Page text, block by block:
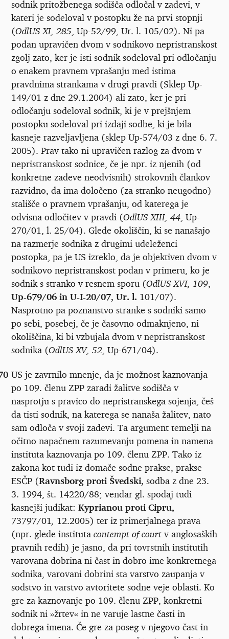
sodnik pritožbenega sodišča odločal v zadevi, v
kateri je sodeloval v postopku že na prvi stopnji
(OdlUS XI, 285 , Up-52/99, Ur. l. 105/02). Ni pa
podan upravičen dvom v sodnikovo nepristranskost
zgolj zato, ker je isti sodnik sodeloval pri odločanju
o enakem pravnem vprašanju med istima
pravdnima strankama v drugi pravdi (Sklep Up-
149/01 z dne 29.1.2004) ali zato, ker je pri
odločanju sodeloval sodnik, ki je v prejšnjem
postopku sodeloval pri izdaji sodbe, ki je bila
kasneje razveljavljena (sklep Up-574/03 z dne 6. 7.
2005). Prav tako ni upravičen razlog za dvom v
nepristranskost sodnice, če je npr. iz njenih (od
konkretne zadeve neodvisnih) strokovnih člankov
razvidno, da ima določeno (za stranko neugodno)
stališče o pravnem vprašanju, od katerega je
odvisna odločitev v pravdi (OdlUS XIII, 44 , Up-
270/01, l. 25/04). Glede okoliščin, ki se nanašajo
na razmerje sodnika z drugimi udeleženci
postopka, pa je US izreklo, da je objektiven dvom v
sodnikovo nepristranskost podan v primeru, ko je
sodnik s stranko v resnem sporu (OdlUS XVI, 109
Up-679/06 in U-I-20/07, Ur. l. 101/07).
Nasprotno pa poznanstvo stranke s sodniki samo
po sebi, posebej, če je časovno odmaknjeno, ni
okoliščina, ki bi vzbujala dvom v nepristranskost
sodnika (OdlUS XV, 52 , Up-671/04).
US je zavrnilo mnenje, da je možnost kaznovanja
po 109. členu ZPP zaradi žalitve sodišča v
nasprotju s pravico do nepristranskega sojenja, češ
da tisti sodnik, na katerega se nanaša žalitev, nato
sam odloča v svoji zadevi. Ta argument temelji na
očitno napačnem razumevanju pomena in namena
instituta kaznovanja po 109. členu ZPP. Tako iz
zakona kot tudi iz domače sodne prakse, prakse
ESČP (Ravnsborg proti Švedski, sodba z dne 23.
3. 1994, št. 14220/88; vendar gl. spodaj tudi
kasnejši judikat: Kyprianou proti Cipru,
73797/01
12.2005) ter iz primerjalnega prava
(npr. glede instituta contempt of court v anglosaških
pravnih redih) je jasno, da pri tovrstnih institutih
varovana dobrina ni čast in dobro ime konkretnega
sodnika, varovani dobrini sta varstvo zaupanja v
sodstvo in varstvo avtoritete sodne veje oblasti. Ko
gre za kaznovanje po 109. členu ZPP, konkretni
sodnik ni »žrtev« in ne varuje lastne časti in
dobrega imena. Če gre za poseg v njegovo čast in